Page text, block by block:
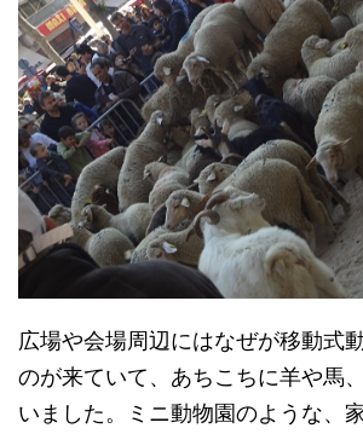
広場や会場周辺にはなぜが移動式
のが来ていて、あちこちに羊や馬
いました。ミニ動物園のような、